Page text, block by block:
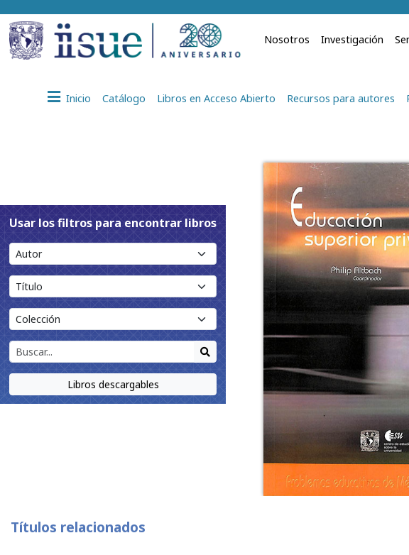
Nosotros Investigación
Inicio Catálogo Libros en Acceso Abierto Recursos para autores
Usar los filtros para encontrar libros
Libros descargables
Títulos relacionados